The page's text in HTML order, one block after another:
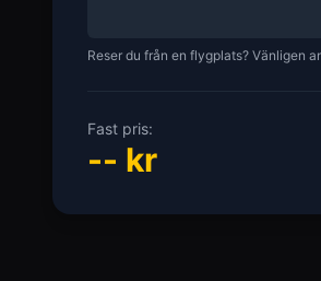
Reser du från en flygplats? Vänligen
Fast pris:
-- kr